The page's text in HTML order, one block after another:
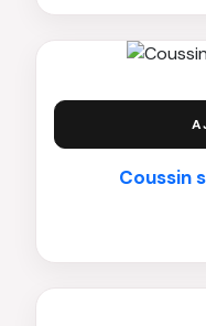
Coussin